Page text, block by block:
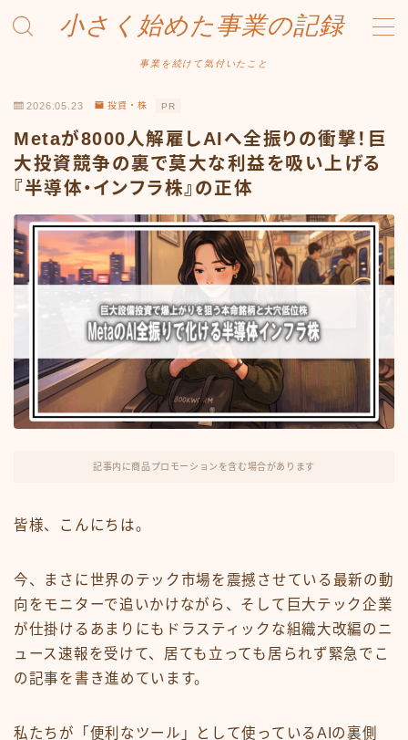
小さく始めた事業の記録
事業を続けて気付いたこと
Amazonせどり
トラブル事例
出品ノウハウ
フリマ物販
Yahoo出品
メルカリ販売
投資・株
FX・仮想通貨
リスキング・ラーニング
2026.05.23 投資・株 PR
Metaが8000人解雇しAIへ全振りの衝撃！巨
大投資競争の裏で莫大な利益を吸い上げる
『半導体・インフラ株』の正体
記事内に商品プロモーションを含む場合があります
皆様、こんにちは。
今、まさに世界のテック市場を震撼させている最新の動
向をモニターで追いかけながら、そして巨大テック企業
が仕掛けるあまりにもドラスティックな組織大改編のニ
ュース速報を受けて、居ても立っても居られず緊急でこ
の記事を書き進めています。
私たちが「便利なツール」として使っているAIの裏側